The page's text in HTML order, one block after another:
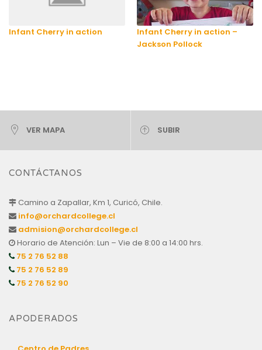
Infant Cherry in action
Infant Cherry in action –
Jackson Pollock
VER MAPA SUBIR
CONTÁCTANOS
Camino a Zapallar, Km 1, Curicó, Chile.
info@orchardcollege.cl
admision@orchardcollege.cl
Horario de Atención: Lun – Vie de 8:00 a 14:00 hrs.
75 2 76 52 88
75 2 76 52 89
75 2 76 52 90
APODERADOS